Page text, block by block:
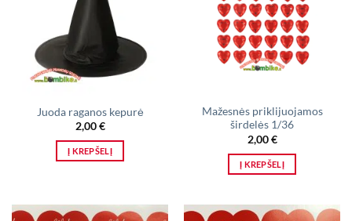
Juoda raganos kepurė
2,00€
Į KREPŠELĮ
Mažesnės priklijuojamos
širdelės 1/36
2,00€
Į KREPŠELĮ